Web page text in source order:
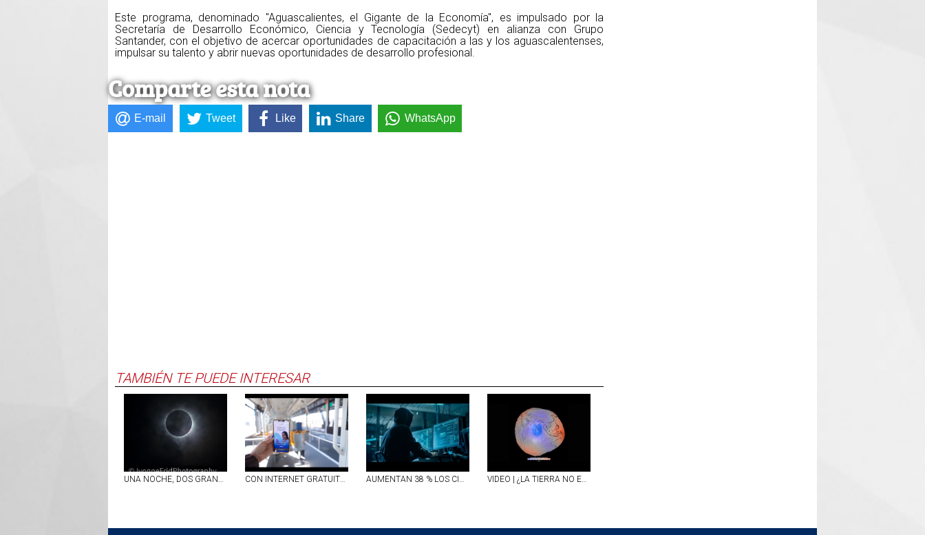
Este programa, denominado "Aguascalientes, el Gigante de la Economía", es impulsado por la
Secretaría de Desarrollo Económico, Ciencia y Tecnología (Sedecyt) en alianza con Grupo
Santander, con el objetivo de acercar oportunidades de capacitación a las y los aguascalentenses,
impulsar su talento y abrir nuevas oportunidades de desarrollo profesional.
Comparte esta nota
E-mail Tweet Like Share WhatsApp
TAMBIÉN TE PUEDE INTERESAR